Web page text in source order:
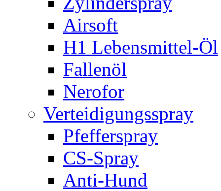
Airsoft
H1 Lebensmittel-Öl
Fallenöl
Nerofor
Verteidigungsspray
Pfefferspray
CS-Spray
Anti-Hund